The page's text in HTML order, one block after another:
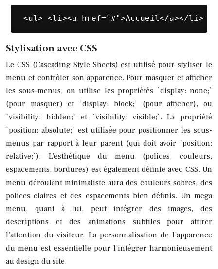
<ul> <li><a href="#">Accueil</a></li>
Stylisation avec CSS
Le CSS (Cascading Style Sheets) est utilisé pour styliser le
menu et contrôler son apparence. Pour masquer et afficher
les sous-menus, on utilise les propriétés `display: none;`
(pour masquer) et `display: block;` (pour afficher), ou
`visibility: hidden;` et `visibility: visible;`. La propriété
`position: absolute;` est utilisée pour positionner les sous-
menus par rapport à leur parent (qui doit avoir `position:
relative;`). L’esthétique du menu (polices, couleurs,
espacements, bordures) est également définie avec CSS. Un
menu déroulant minimaliste aura des couleurs sobres, des
polices claires et des espacements bien définis. Un mega
menu, quant à lui, peut intégrer des images, des
descriptions et des animations subtiles pour attirer
l’attention du visiteur. La personnalisation de l’apparence
du menu est essentielle pour l’intégrer harmonieusement
au design du site.